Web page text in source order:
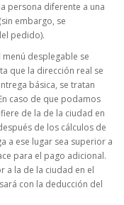
persona diferente a una
embargo, se
pedido).
desplegable se
que la dirección real se
básica, se tratan
caso de que podamos
de la de la ciudad en
de los cálculos de
a ese lugar sea superior a
para el pago adicional.
a la de la ciudad en el
con la deducción del